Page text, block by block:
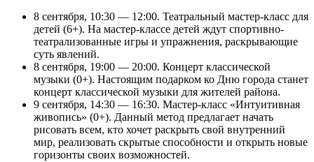
8 сентября, 10:30 — 12:00. Театральный мастер-класс для
детей (6+). На мастер-классе детей ждут спортивно-
театрализованные игры и упражнения, раскрывающие
суть явлений.
8 сентября, 19:00 — 20:00. Концерт классической
музыки (0+). Настоящим подарком ко Дню города станет
концерт классической музыки для жителей района.
9 сентября, 14:30 — 16:30. Мастер-класс «Интуитивная
живопись» (0+). Данный метод предлагает начать
рисовать всем, кто хочет раскрыть свой внутренний
мир, реализовать скрытые способности и открыть новые
горизонты своих возможностей.